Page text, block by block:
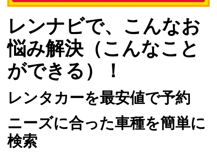
レンナビで、こんなお
悩み解決（こんなこと
ができる）！
レンタカーを最安値で予約
ニーズに合った車種を簡単に
検索